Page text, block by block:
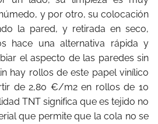
y por otro, su colocación
la pared, y retirada en seco,
hace una alternativa rápida y
el aspecto de las paredes sin
hay rollos de este papel vinílico
de 2,80 €/m2 en rollos de 10
TNT significa que es tejido no
que permite que la cola no se